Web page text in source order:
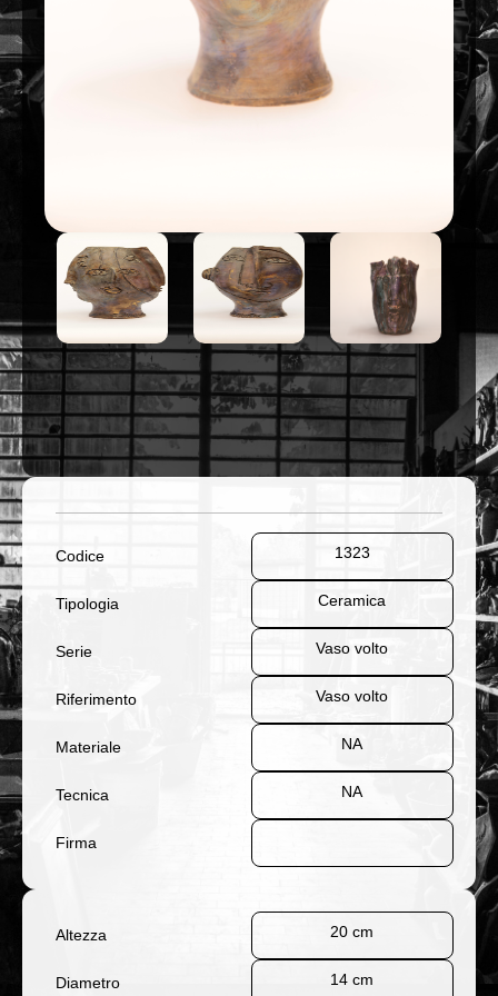
Codice 1323
Tipologia Ceramica
Serie Vaso volto
Riferimento Vaso volto
Materiale NA
Tecnica NA
Firma
Altezza 20 cm
Diametro 14 cm